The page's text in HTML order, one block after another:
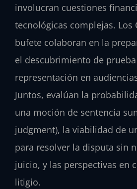
involucran cuestiones
tecnológicas complejas. Los
bufete colaboran en la
el descubrimiento de
representación en
Juntos, evalúan la
una moción de sentencia
judgment), la viabilidad de
para resolver la disputa sin
juicio, y las perspectivas en
litigio.